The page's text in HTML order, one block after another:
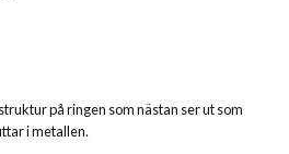
på ringen som nästan ser ut som
i metallen.